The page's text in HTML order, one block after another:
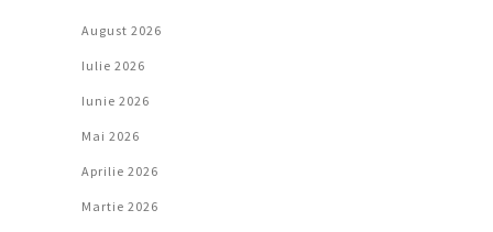
August 2026
Iulie 2026
Iunie 2026
Mai 2026
Aprilie 2026
Martie 2026